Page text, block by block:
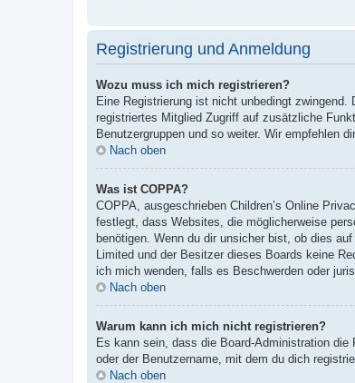
Registrierung und Anmeldung
Wozu muss ich mich registrieren?
Eine Registrierung ist nicht unbedingt
registriertes Mitglied Zugriff auf zusätzliche
Benutzergruppen und so weiter. Wir empfehlen
Nach oben
Was ist COPPA?
COPPA, ausgeschrieben Children’s Online
festlegt, dass Websites, die möglicherweise
benötigen. Wenn du dir unsicher bist, ob dies
Limited und der Besitzer dieses Boards keine
ich mich wenden, falls es Beschwerden oder
Nach oben
Warum kann ich mich nicht registrieren?
Es kann sein, dass die Board-Administration
oder der Benutzername, mit dem du dich
Nach oben